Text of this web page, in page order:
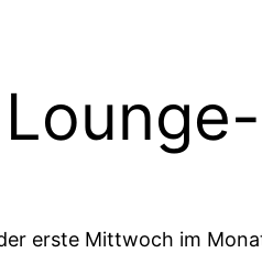
erste Mittwoch im